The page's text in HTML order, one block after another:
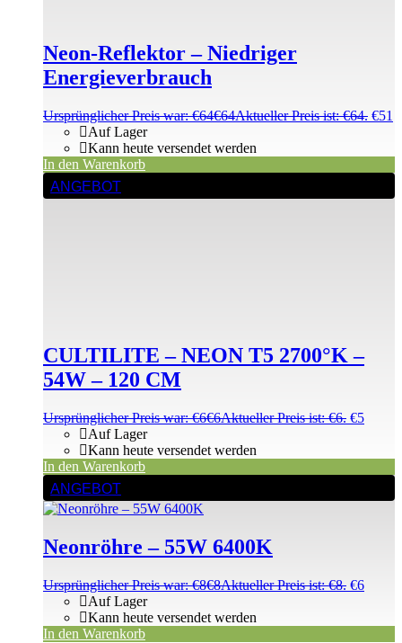
Neon-Reflektor – Niedriger
Energieverbrauch
Ursprünglicher Preis war: €64€64Aktueller Preis ist: €64. €51
Auf Lager
Kann heute versendet werden
In den Warenkorb
ANGEBOT
CULTILITE – NEON T5 2700°K –
54W – 120 CM
Ursprünglicher Preis war: €6€6Aktueller Preis ist: €6. €5
Auf Lager
Kann heute versendet werden
In den Warenkorb
ANGEBOT
Neonröhre – 55W 6400K
Ursprünglicher Preis war: €8€8Aktueller Preis ist: €8. €6
Auf Lager
Kann heute versendet werden
In den Warenkorb